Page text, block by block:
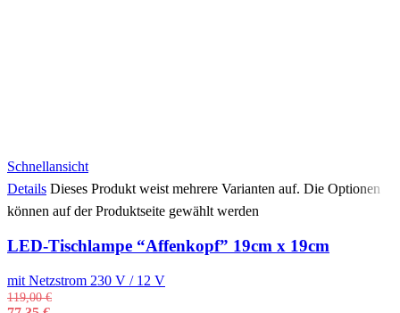
Schnellansicht
Details Dieses Produkt weist mehrere Varianten auf. Die Optionen
können auf der Produktseite gewählt werden
LED-Tischlampe “Affenkopf” 19cm x 19cm
mit Netzstrom 230 V / 12 V
119,00€